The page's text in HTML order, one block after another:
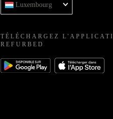
Luxembourg
TÉLÉCHARGEZ
REFURBED